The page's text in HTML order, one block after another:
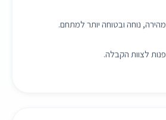
נוחה ובטוחה יותר למתחם.
לצוות הקבלה.